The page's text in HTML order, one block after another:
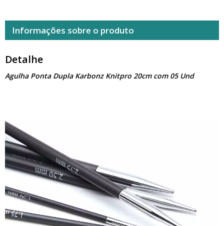
Informações sobre o produto
Detalhe
Agulha Ponta Dupla Karbonz Knitpro 20cm com 05 Und